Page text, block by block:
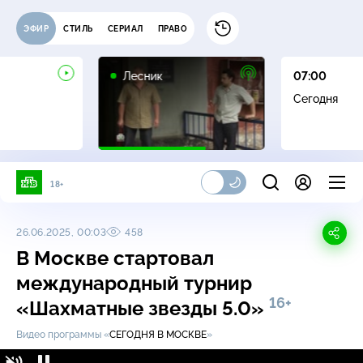
ЭФИР СТИЛЬ СЕРИАЛ ПРАВО
Лесник
07:00
Сегодня
18+
26.06.2025, 00:03 458
В Москве стартовал
международный турнир
«Шахматные звезды 5.0» 16+
Видео программы «СЕГОДНЯ В МОСКВЕ»